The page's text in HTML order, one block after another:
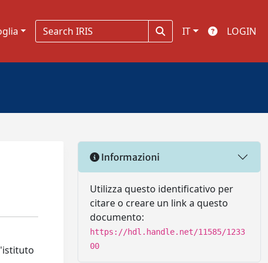
IT LOGIN
Informazioni
Utilizza questo identificativo per
citare o creare un link a questo
documento:
https://hdl.handle.net/11585/1233
00